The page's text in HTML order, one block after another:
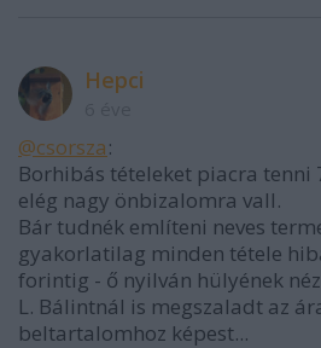
Hepci
@csorsza:
Borhibás tételeket piacra
elég nagy önbizalomra vall.
Bár tudnék említeni neves
gyakorlatilag minden tétele
forintig - ő nyilván hülyének
L. Bálintnál is megszaladt az
beltartalomhoz képest...